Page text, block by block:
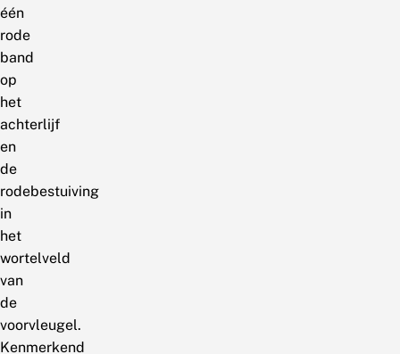
één
rode
band
op
het
achterlijf
en
de
rodebestuiving
in
het
wortelveld
van
de
voorvleugel.
Kenmerkend